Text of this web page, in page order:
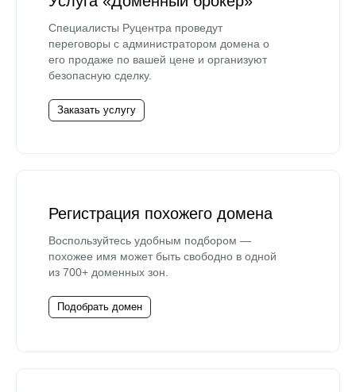
Специалисты Руцентра проведут
переговоры с администратором домена о
его продаже по вашей цене и организуют
безопасную сделку.
Заказать услугу
Регистрация похожего домена
Воспользуйтесь удобным подбором —
похожее имя может быть свободно в одной
из 700+ доменных зон.
Подобрать домен